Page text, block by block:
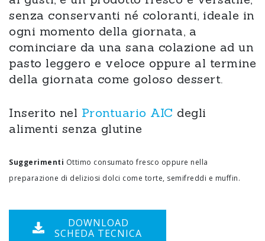
senza conservanti né coloranti, ideale in
ogni momento della giornata, a
cominciare da una sana colazione ad un
pasto leggero e veloce oppure al termine
della giornata come goloso dessert.
Inserito nel Prontuario AIC degli
alimenti senza glutine
Suggerimenti Ottimo consumato fresco oppure nella
preparazione di deliziosi dolci come torte, semifreddi e muffin.
DOWNLOAD
SCHEDA TECNICA